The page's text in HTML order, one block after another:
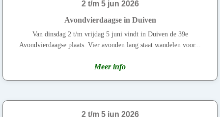
2 t/m 5 jun 2026
Avondvierdaagse in Duiven
Van dinsdag 2 t/m vrijdag 5 juni vindt in Duiven de 39e
Avondvierdaagse plaats. Vier avonden lang staat wandelen voor...
Meer info
2 t/m 5 jun 2026